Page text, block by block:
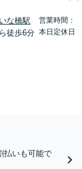
な橋駅
徒歩6分
営業時間：
本日定休日
払いも可能で